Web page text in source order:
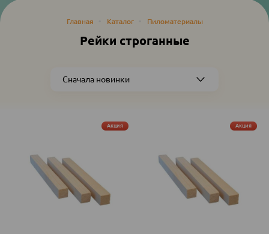
Строка
навигации
Главная Каталог Пиломатериалы
Рейки строганные
Акция Акция